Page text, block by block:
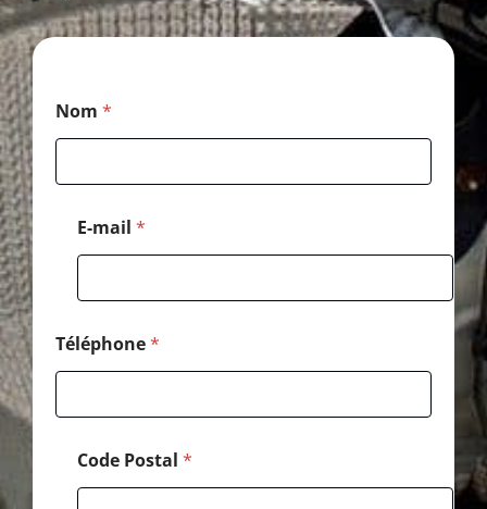
Nom *
o
t
E-mail *
Téléphone*
Code Postal *